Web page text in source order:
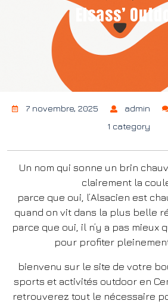
Elsass’
7 novembre, 2025 admin
1 category
Un nom qui sonne un brin
clairement la
parce que oui, l’Alsacien est
quand on vit dans la plus belle
parce que oui, il n’y a pas mieux
pour profiter
bienvenu sur le site de votre
sports et activités outdoor en
retrouverez tout le nécessaire